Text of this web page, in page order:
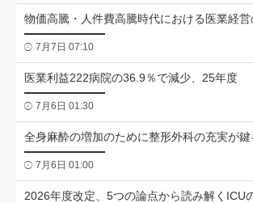
物価高騰・人件費高騰時代における医業経
7月7日 07:10
医業利益222病院の36.9％で減少、25年度
7月6日 01:30
全身麻酔の増加のために整形外科の充実が鍵
7月6日 01:00
2026年度改定、5つの論点から読み解くICU